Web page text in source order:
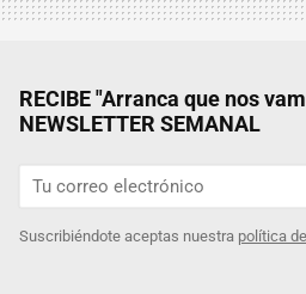
RECIBE "Arranca que nos
NEWSLETTER SEMANAL
Suscribiéndote aceptas nuestra política